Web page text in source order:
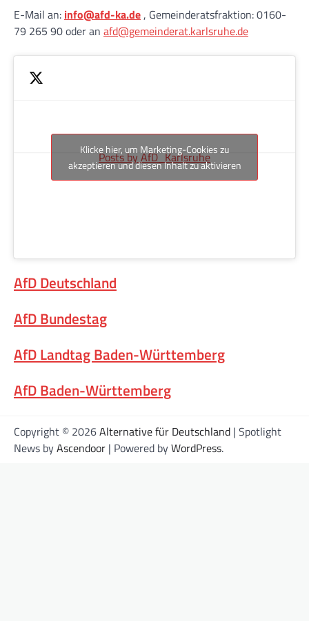
E-Mail an: info@afd-ka.de, Gemeinderatsfraktion: 0160-
79 265 90 oder an afd@gemeinderat.karlsruhe.de
Posts by AfD_Karlsruhe
Klicke hier, um Marketing-Cookies zu
akzeptieren und diesen Inhalt zu aktivieren
AfD Deutschland
AfD Bundestag
AfD Landtag Baden-Württemberg
AfD Baden-Württemberg
Copyright © 2026Alternative für Deutschland | Spotlight
News byAscendoor | Powered byWordPress.